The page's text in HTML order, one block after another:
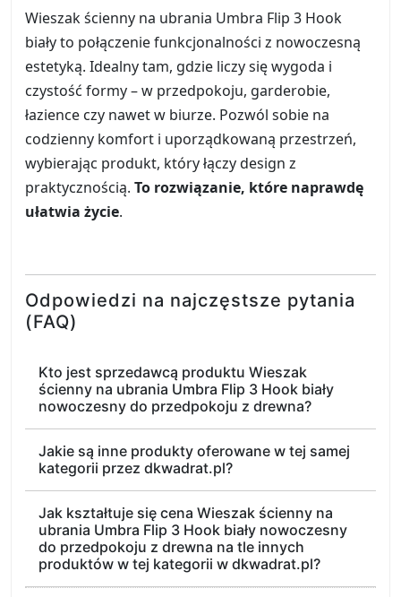
Wieszak ścienny na ubrania Umbra Flip 3 Hook
biały to połączenie funkcjonalności z nowoczesną
estetyką. Idealny tam, gdzie liczy się wygoda i
czystość formy – w przedpokoju, garderobie,
łazience czy nawet w biurze. Pozwól sobie na
codzienny komfort i uporządkowaną przestrzeń,
wybierając produkt, który łączy design z
praktycznością. To rozwiązanie, które naprawdę
ułatwia życie.
Odpowiedzi na najczęstsze pytania
(FAQ)
Kto jest sprzedawcą produktu Wieszak
ścienny na ubrania Umbra Flip 3 Hook biały
nowoczesny do przedpokoju z drewna?
Jakie są inne produkty oferowane w tej samej
kategorii przez dkwadrat.pl?
Jak kształtuje się cena Wieszak ścienny na
ubrania Umbra Flip 3 Hook biały nowoczesny
do przedpokoju z drewna na tle innych
produktów w tej kategorii w dkwadrat.pl?